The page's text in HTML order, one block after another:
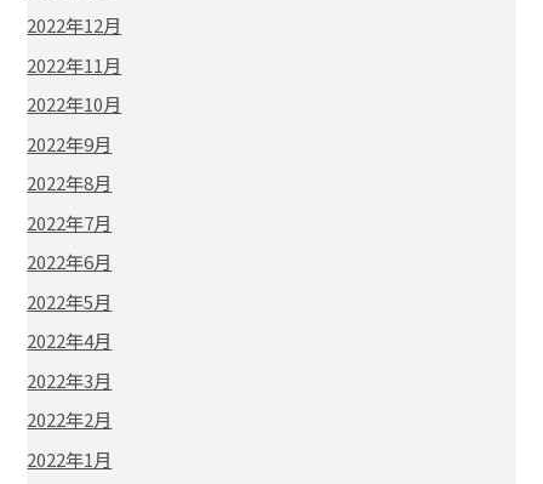
2022年12月
2022年11月
2022年10月
2022年9月
2022年8月
2022年7月
2022年6月
2022年5月
2022年4月
2022年3月
2022年2月
2022年1月